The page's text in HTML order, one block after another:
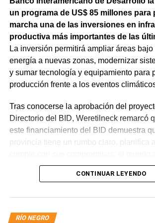
un programa de US$ 85 millones para
marcha una de las inversiones en
productiva más importantes de las
La inversión permitirá ampliar áreas
energía a nuevas zonas, modernizar
y sumar tecnología y equipamiento para
producción frente a los eventos
Tras conocerse la aprobación del
Directorio del BID, Weretilneck remarcó
este financiamiento del BID demuestra
provincia tiene un rumbo claro, planifica
Estos fondos llegan porque Río Negro
de desarrollo serio, con obras concretas
El monto total del Programa es de US$
CONTINUAR LEYENDO
RÍO NEGRO